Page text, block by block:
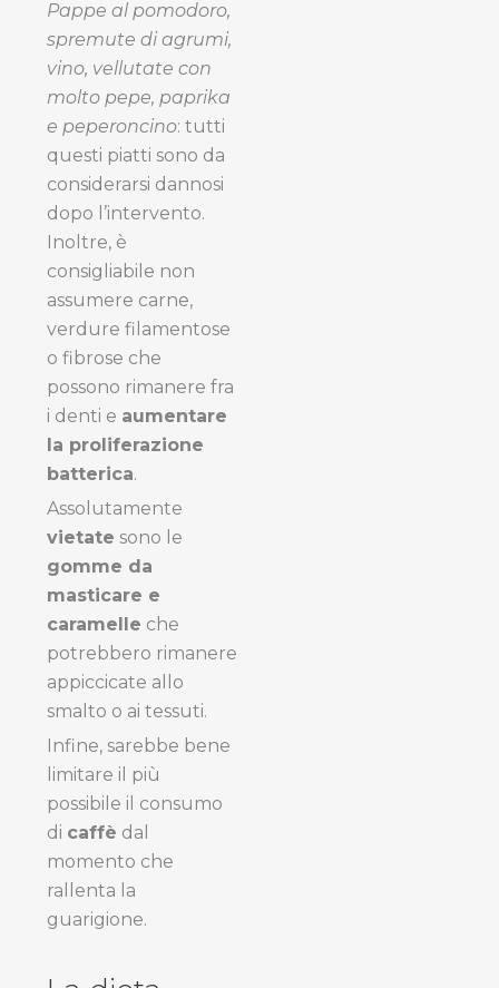
Pappe al pomodoro,
spremute di agrumi,
vino, vellutate con
molto pepe, paprika
e peperoncino: tutti
questi piatti sono da
considerarsi dannosi
dopo l’intervento.
Inoltre, è
consigliabile non
assumere carne,
verdure filamentose
o fibrose che
possono rimanere fra
i denti e aumentare
la proliferazione
batterica.
Assolutamente
vietate sono le
gomme da
masticare e
caramelle che
potrebbero rimanere
appiccicate allo
smalto o ai tessuti.
Infine, sarebbe bene
limitare il più
possibile il consumo
di caffè dal
momento che
rallenta la
guarigione.